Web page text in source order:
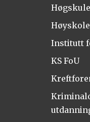
Institutt
KS FoU